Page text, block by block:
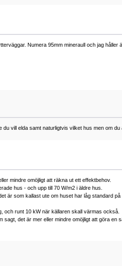
Numera 95mm mineraull och jag håller
vill elda samt naturligtvis vilket hus men om
mindre omöjligt att räkna ut ett effektbehov.
hus - och upp till 70 W/m2 i äldre hus.
är som kallast ute om huset har låg standard på
runt 10 kW när källaren skall värmas också.
det är mer eller mindre omöjligt att göra